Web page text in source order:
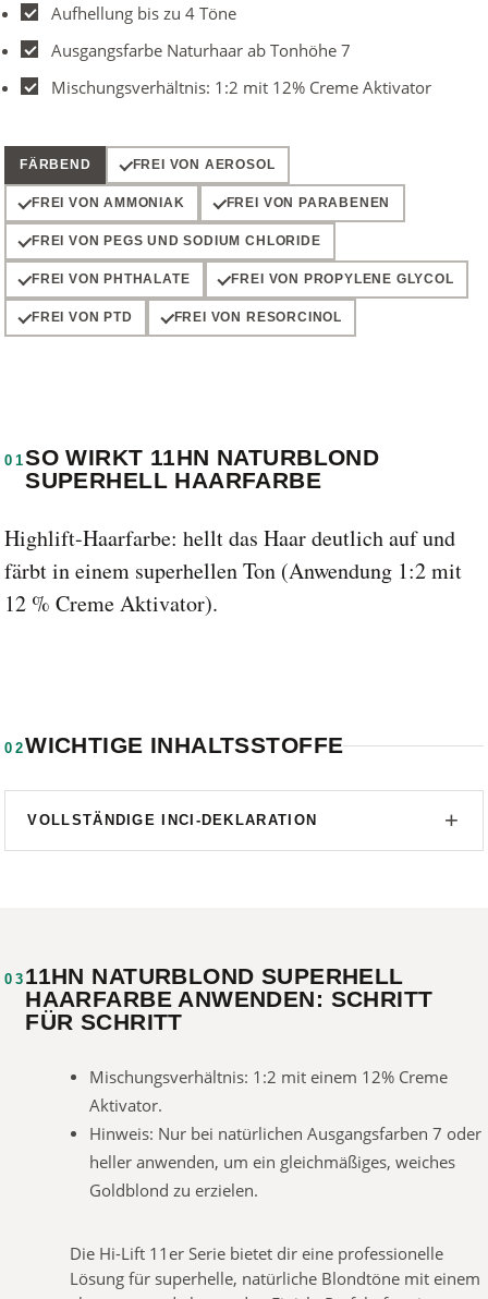
Aufhellung bis zu 4 Töne
Ausgangsfarbe Naturhaar ab Tonhöhe 7
Mischungsverhältnis: 1:2 mit 12% Creme Aktivator
FÄRBEND FREI VON AEROSOL
FREI VON AMMONIAK FREI VON PARABENEN
FREI VON PEGS UND SODIUM CHLORIDE
FREI VON PHTHALATE FREI VON PROPYLENE GLYCOL
FREI VON PTD FREI VON RESORCINOL
01SO WIRKT 11HN NATURBLOND
SUPERHELL HAARFARBE
Highlift-Haarfarbe: hellt das Haar deutlich auf und
färbt in einem superhellen Ton (Anwendung 1:2 mit
12 % Creme Aktivator).
02WICHTIGE INHALTSSTOFFE
VOLLSTÄNDIGE INCI-DEKLARATION
03 11HN NATURBLOND SUPERHELL
HAARFARBE ANWENDEN: SCHRITT
FÜR SCHRITT
Mischungsverhältnis: 1:2 mit einem 12% Creme
Aktivator.
Hinweis: Nur bei natürlichen Ausgangsfarben 7 oder
heller anwenden, um ein gleichmäßiges, weiches
Goldblond zu erzielen.
Die Hi-Lift 11er Serie bietet dir eine professionelle
Lösung für superhelle, natürliche Blondtöne mit einem